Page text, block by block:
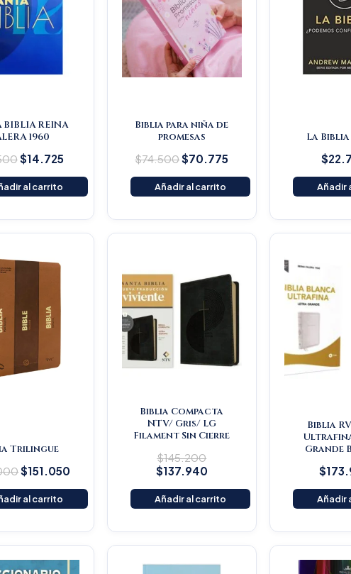
BIBLIA REINA
1960
$14.725
al carrito
Biblia para niña de
promesas
$74.500$70.775
Añadir al carrito
La
$
Añadir
Trilingue
was:
$151.050
Current
$151.050.
al carrito
Biblia Compacta
NTV/ Gris/ LG
Filament Sin Cierre
$145.200
$145.200.
$137.940
$137.940.
Añadir al carrito
Biblia
Grande
$
Añadir
price
Current